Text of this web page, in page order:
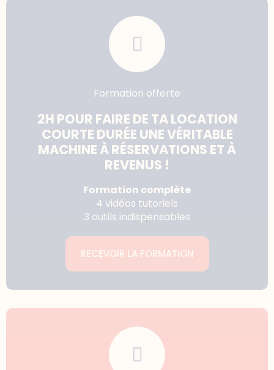
Formation offerte
2H POUR FAIRE DE TA LOCATION
COURTE DURÉE UNE VÉRITABLE
MACHINE À RÉSERVATIONS ET À
REVENUS !
Formation complète
4 vidéos tutoriels
3 outils indispensables
RECEVOIR LA FORMATION